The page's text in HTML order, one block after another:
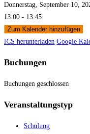
Donnerstag, September 10,
13:00 - 13:45
Zum Kalender hinzufügen
ICS herunterladen Google
Buchungen
Buchungen geschlossen
Veranstaltungstyp
Schulung